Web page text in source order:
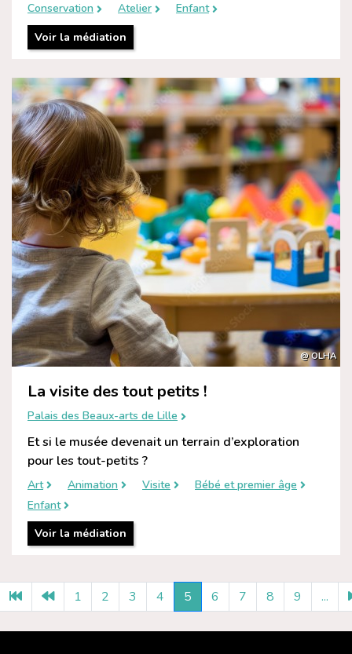
Conservation Atelier
Enfant
Voir la médiation
@ OLHA
La visite des tout petits !
Palais des Beaux-arts de Lille
Et si le musée devenait un terrain d’exploration
pour les tout-petits ?
Art Animation Visite
Bébé et premier âge
Enfant
Voir la médiation
1 2 3 4 5 6 7 8 9 ...